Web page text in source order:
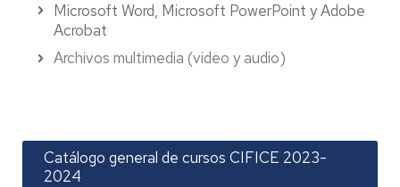
Microsoft Word, Microsoft PowerPoint y Adobe
Acrobat
Archivos multimedia (video y audio)
Catálogo general de cursos CIFICE 2023-
2024